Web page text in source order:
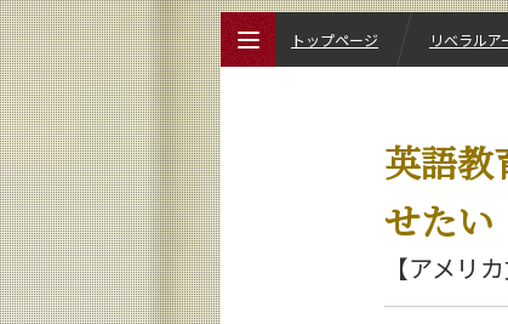
英語教
せたい
【アメリ
トップページ リベラル
リベラルアーツ研究教育院について